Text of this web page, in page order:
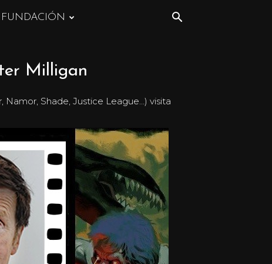
FUNDACIÓN
Milligan
Shade, Justice League…) visita